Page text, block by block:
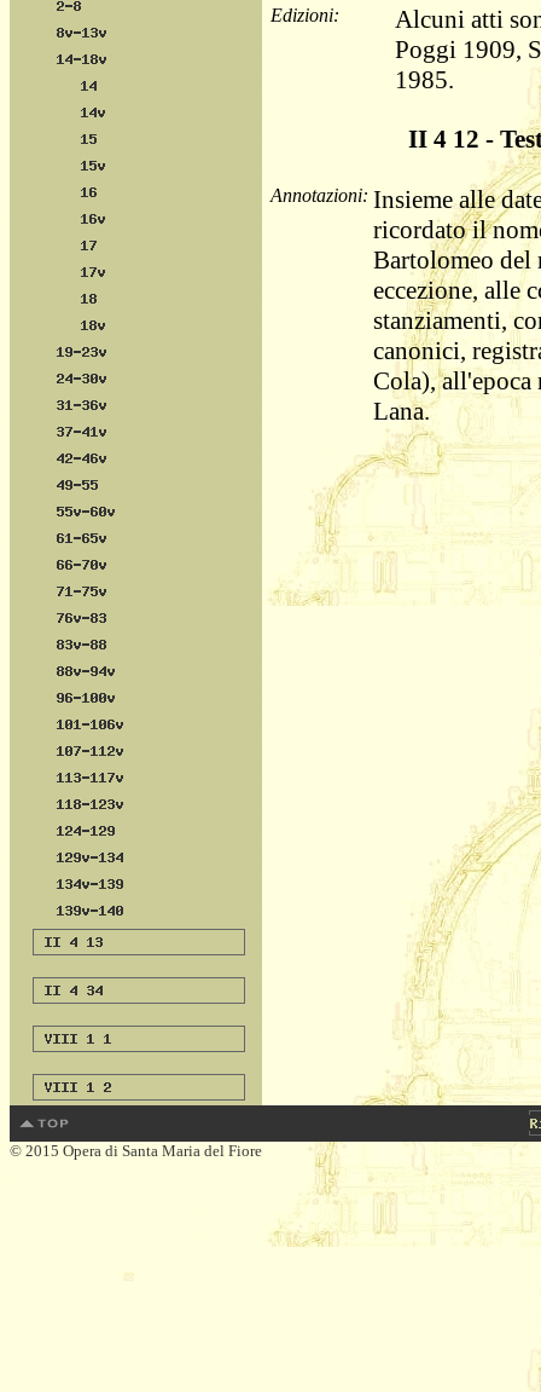
Edizioni:
Alcuni atti
Poggi 1909,
1985.
II 4 12 -
Annotazioni: Insieme alle
ricordato il
Bartolomeo del
eccezione, alle
stanziamenti,
canonici,
Cola),
Lana.
© 2015 Opera di Santa Maria del Fiore